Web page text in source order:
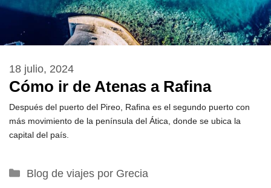
Cómo ir de Atenas a Rafina
18 julio, 2024
Después del puerto del Pireo, Rafina es el segundo puerto con
más movimiento de la península del Ática, donde se ubica la
capital del país.
Categorías
Blog de viajes por Grecia